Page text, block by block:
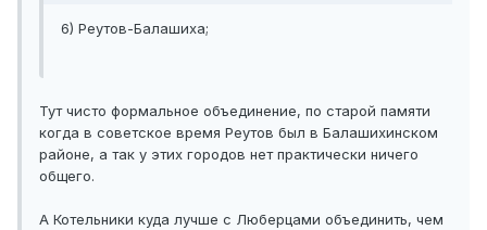
6) Реутов-Балашиха;
Тут чисто формальное объединение, по старой памяти
когда в советское время Реутов был в Балашихинском
районе, а так у этих городов нет практически ничего
общего.
А Котельники куда лучше с Люберцами объединить, чем